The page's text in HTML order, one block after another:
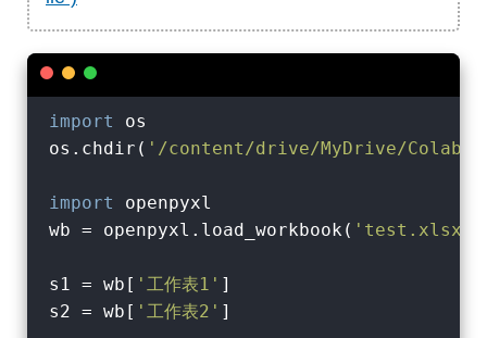
import
os
os.chdir( '/content/drive/MyDrive/Colab
import
openpyxl
wb = openpyxl.load_workbook( 'test.xlsx'
s1 = wb[ '工作表1' ]
s2 = wb[ '工作表2' ]